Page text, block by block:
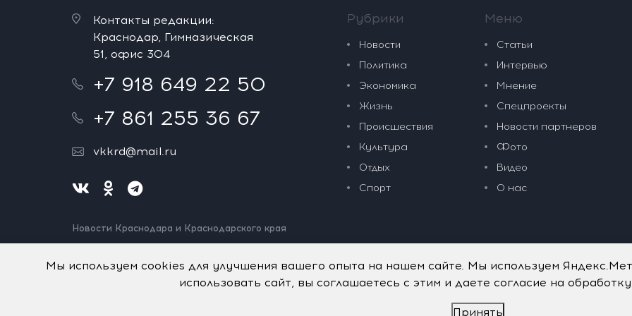
Контакты редакции:
Краснодар, Гимназическая
51, офис 304
+7 918 649 22 50
+7 861 255 36 67
vkkrd@mail.ru
Новости Краснодара и Краснодарского края
Нашли ошибку? Выделите и нажмите Ctrl+Enter.
Рубрики
Новости
Политика
Экономика
Жизнь
Происшествия
Культура
Отдых
Спорт
Меню
Статьи
Интервью
Мнение
Спецпроекты
Новости партнеров
Фото
Видео
О нас
Политика обработки персональных данных
Мы используем cookies для улучшения вашего опыта на нашем сайте. Мы используем
использовать сайт, вы соглашаетесь с этим и даете согласие на
Принять